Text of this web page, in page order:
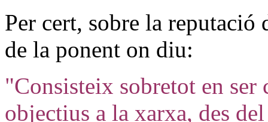
Per cert, sobre la
de la ponent on diu:
"Consisteix sobretot en ser
objectius a la xarxa, des